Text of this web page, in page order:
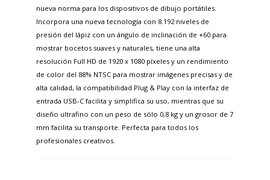
nueva norma para los dispositivos de dibujo portátiles.
Incorpora una nueva tecnología con 8.192 niveles de
presión del lápiz con un ángulo de inclinación de +60 para
mostrar bocetos suaves y naturales, tiene una alta
resolución Full HD de 1920 x 1080 píxeles y un rendimiento
de color del 88% NTSC para mostrar imágenes precisas y de
alta calidad, la compatibilidad Plug & Play con la interfaz de
entrada USB-C facilita y simplifica su uso, mientras que su
diseño ultrafino con un peso de sólo 0,8 kg y un grosor de 7
mm facilita su transporte. Perfecta para todos los
profesionales creativos.